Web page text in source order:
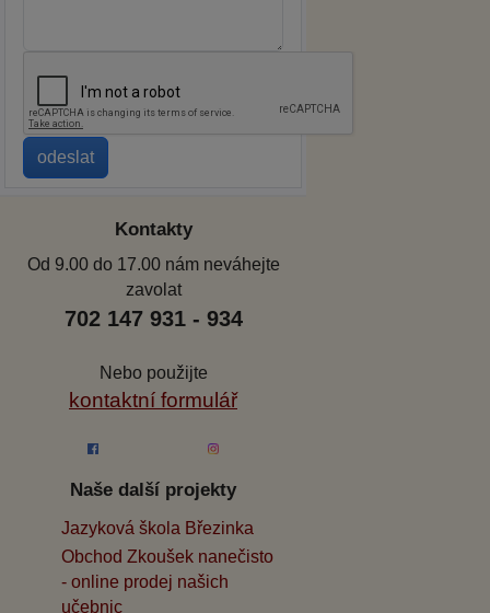
Kontakty
Od 9.00 do 17.00 nám neváhejte
zavolat
702 147 931 - 934
Nebo použijte
kontaktní formulář
Naše další projekty
Jazyková škola Březinka
Obchod Zkoušek nanečisto
- online prodej našich
učebnic